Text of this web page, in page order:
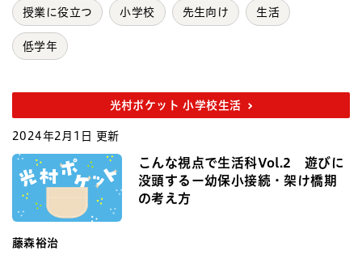
授業に役立つ 小学校 先生向け 生活
低学年
光村ポケット 小学校生活
2024年2月1日 更新
こんな視点で生活科Vol.2 遊びに
没頭するー幼保小接続・架け橋期
の考え方
藤森裕治